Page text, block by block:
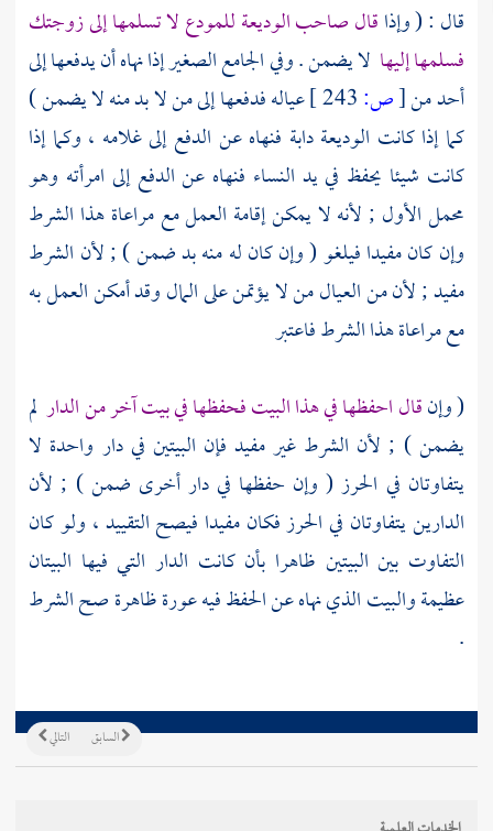
قال : ( وإذاقال صاحب الوديعة للمودع لا تسلمها إلى زوجتك
فسلمها إليها لا يضمن . وفي الجامع الصغير إذا نهاه أن يدفعها إلى
أحد من[ص:
عياله فدفعها إلى من لا بد منه لا يضمن )
كما إذا كانت الوديعة دابة فنهاه عن الدفع إلى غلامه ، وكما إذا
كانت شيئا يحفظ في يد النساء فنهاه عن الدفع إلى امرأته وهو
محمل الأول ; لأنه لا يمكن إقامة العمل مع مراعاة هذا الشرط
وإن كان مفيدا فيلغو ( وإن كان له منه بد ضمن ) ; لأن الشرط
مفيد ; لأن من العيال من لا يؤتمن على المال وقد أمكن العمل به
مع مراعاة هذا الشرط فاعتبر
( وإنقال احفظها في هذا البيت فحفظها في بيت آخر من الدار لم
يضمن ) ; لأن الشرط غير مفيد فإن البيتين في دار واحدة لا
يتفاوتان في الحرز ( وإن حفظها في دار أخرى ضمن ) ; لأن
الدارين يتفاوتان في الحرز فكان مفيدا فيصح التقييد ، ولو كان
التفاوت بين البيتين ظاهرا بأن كانت الدار التي فيها البيتان
عظيمة والبيت الذي نهاه عن الحفظ فيه عورة ظاهرة صح الشرط
.
التالي السابق